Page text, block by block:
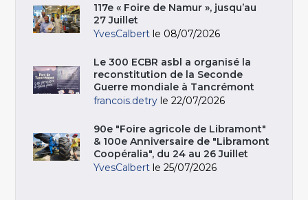
117e « Foire de Namur », jusqu’au
27 Juillet
YvesCalbert le 08/07/2026
Le 300 ECBR asbl a organisé la
reconstitution de la Seconde
Guerre mondiale à Tancrémont
francois.detry le 22/07/2026
90e "Foire agricole de Libramont"
& 100e Anniversaire de "Libramont
Coopéralia", du 24 au 26 Juillet
YvesCalbert le 25/07/2026